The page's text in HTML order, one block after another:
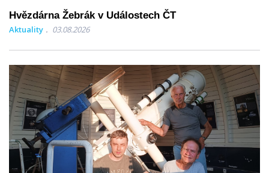
Hvězdárna Žebrák v Událostech ČT
Aktuality 03.08.2026